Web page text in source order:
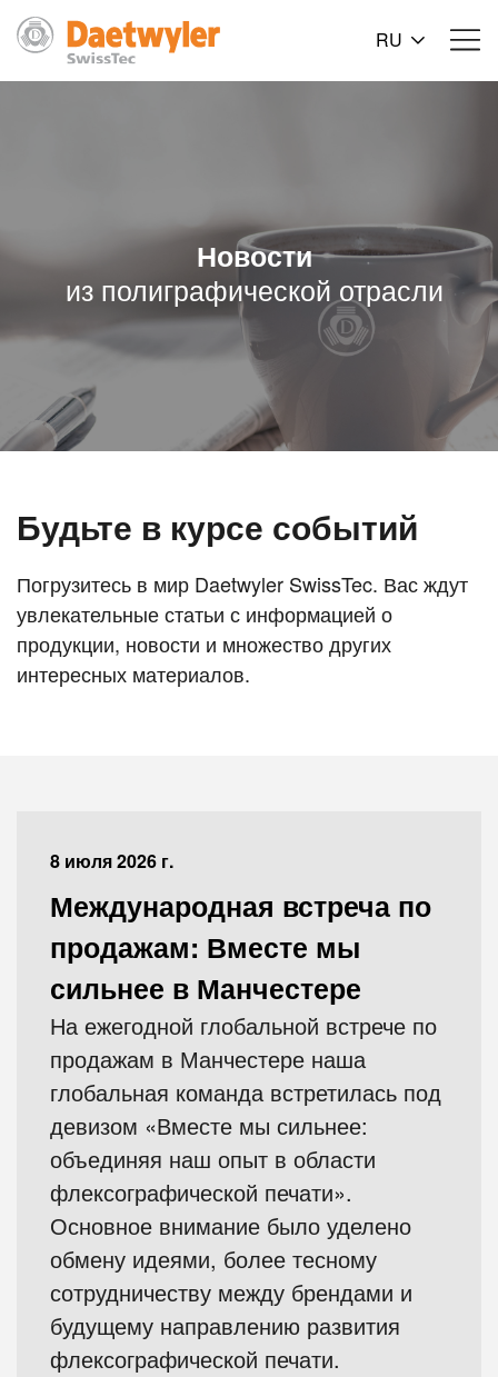
RU
Новости
из полиграфической отрасли
Будьте в курсе событий
Погрузитесь в мир Daetwyler SwissTec. Вас ждут
увлекательные статьи с информацией о
продукции, новости и множество других
интересных материалов.
8 июля 2026 г.
Международная встреча по
продажам: Вместе мы
сильнее в Манчестере
На ежегодной глобальной встрече по
продажам в Манчестере наша
глобальная команда встретилась под
девизом «Вместе мы сильнее:
объединяя наш опыт в области
флексографической печати».
Основное внимание было уделено
обмену идеями, более тесному
сотрудничеству между брендами и
будущему направлению развития
флексографической печати.